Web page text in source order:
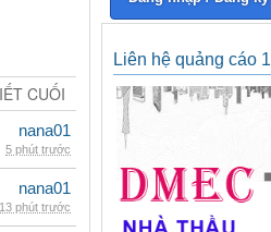
CUỐI
nana01
5 phút trước
nana01
13 phút trước
Liên hệ quảng cáo 1